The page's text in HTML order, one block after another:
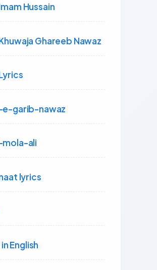
Hussain
Ghareeb Nawaz
garib-nawaz
ali
lyrics
English